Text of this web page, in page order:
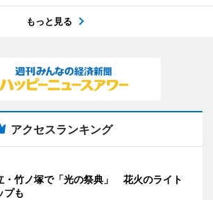
もっと見る
アクセスランキング
・竹ノ塚で「光の祭典」 花火のライト
プも